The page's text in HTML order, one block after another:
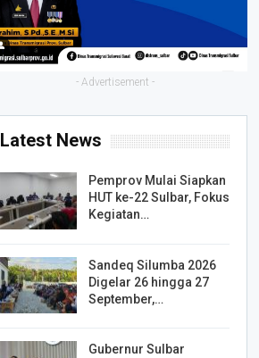
- Advertisement -
Latest News
Pemprov Mulai Siapkan
HUT ke-22 Sulbar, Fokus
Kegiatan…
Sandeq Silumba 2026
Digelar 26 hingga 27
September,…
Gubernur Sulbar